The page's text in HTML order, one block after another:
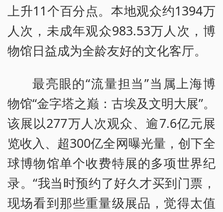
上升11个百分点。本地观众约1394万
人次，未成年观众983.53万人次，博
物馆日益成为全龄友好的文化客厅。
最亮眼的“流量担当”当属上海博
物馆“金字塔之巅：古埃及文明大展”。
该展以277万人次观众、逾7.6亿元展
览收入、超300亿全网曝光量，创下全
球博物馆单个收费特展的多项世界纪
录。“我当时预约了好久才买到门票，
现场看到那些重量级展品，觉得太值